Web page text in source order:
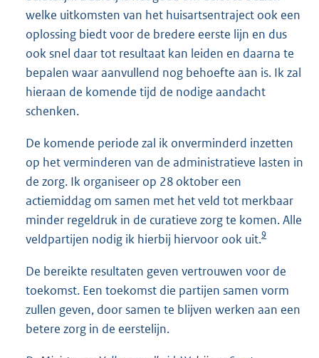
welke uitkomsten van het huisartsentraject ook een
oplossing biedt voor de bredere eerste lijn en dus
ook snel daar tot resultaat kan leiden en daarna te
bepalen waar aanvullend nog behoefte aan is. Ik zal
hieraan de komende tijd de nodige aandacht
schenken.
De komende periode zal ik onverminderd inzetten
op het verminderen van de administratieve lasten in
de zorg. Ik organiseer op 28 oktober een
actiemiddag om samen met het veld tot merkbaar
minder regeldruk in de curatieve zorg te komen. Alle
veldpartijen nodig ik hierbij hiervoor ook uit.9
De bereikte resultaten geven vertrouwen voor de
toekomst. Een toekomst die partijen samen vorm
zullen geven, door samen te blijven werken aan een
betere zorg in de eerstelijn.